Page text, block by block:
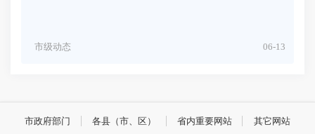
06-13
市级动态
市政府部门 各县（市、区） 省内重要网站 其它网站